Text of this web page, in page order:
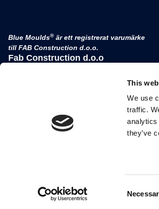
This
We use
traffic.
analytics
they’ve
Selection
Blue Moulds® är ett registrerat varumärke
till FAB Construction d.o.o.
Fab Construction d.o.o